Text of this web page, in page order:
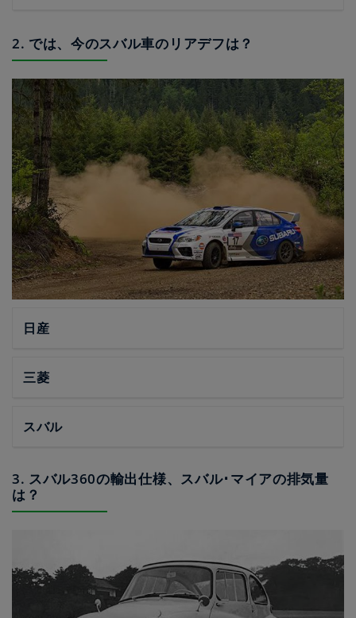
2. では、今のスバル車のリアデフは？
日産
三菱
スバル
3. スバル360の輸出仕様、スバル･マイアの排気量
は？